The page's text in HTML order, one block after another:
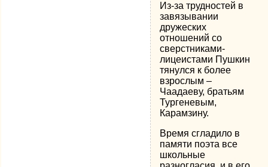
Из-за трудностей в
завязывании
дружеских
отношений со
сверстниками-
лицеистами Пушкин
тянулся к более
взрослым –
Чаадаеву, братьям
Тургеневым,
Карамзину.
Время сгладило в
памяти поэта все
школьные